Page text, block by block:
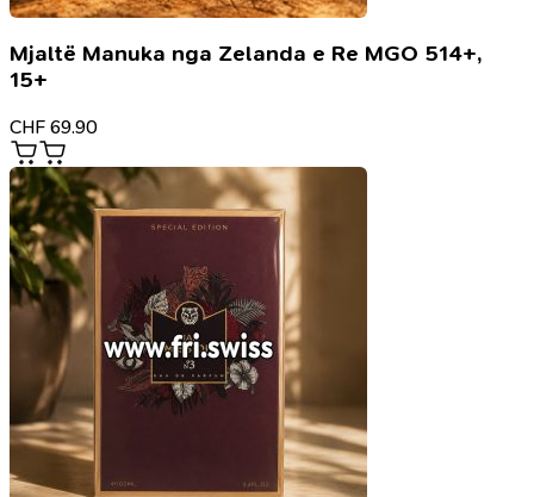
Mjaltë Manuka nga Zelanda e Re MGO 514+,
15+
CHF 69.90